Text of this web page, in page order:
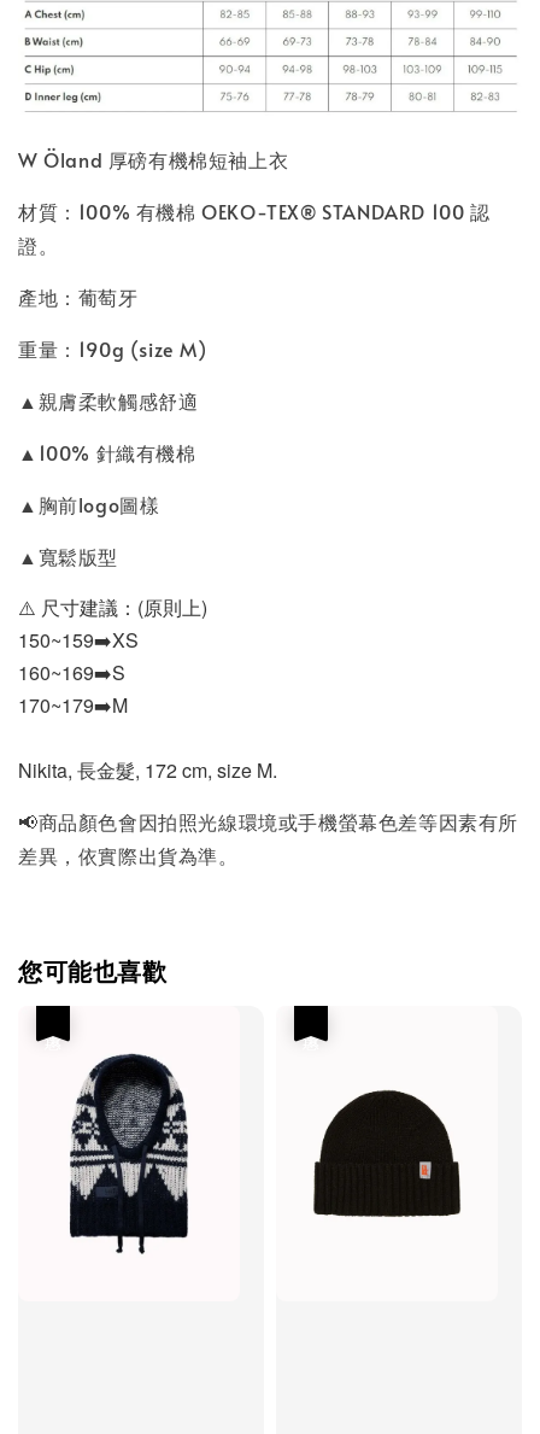
W Öland 厚磅有機棉短袖上衣
材質：100% 有機棉 OEKO-TEX® STANDARD 100 認
證。
產地：葡萄牙
重量：190g (size M)
▲親膚柔軟觸感舒適
▲100% 針織有機棉
▲胸前logo圖樣
▲寬鬆版型
⚠️ 尺寸建議：(原則上)
150~159➡️XS
160~169➡️S
170~179➡️M
Nikita, 長金髮, 172 cm, size M.
📢商品顏色會因拍照光線環境或手機螢幕色差等因素有所
差異，依實際出貨為準。
您可能也喜歡